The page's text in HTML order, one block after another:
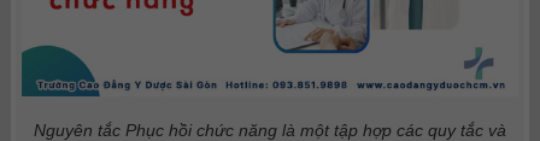
Nguyên tắc Phục hồi chức năng là một tập hợp các quy tắc và